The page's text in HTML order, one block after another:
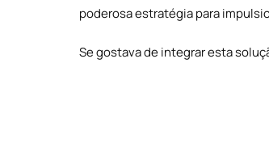
poderosa estratégia para
Se gostava de integrar esta